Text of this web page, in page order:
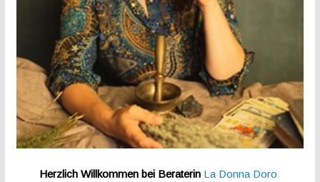
Herzlich Willkommen bei Beraterin La Donna Doro